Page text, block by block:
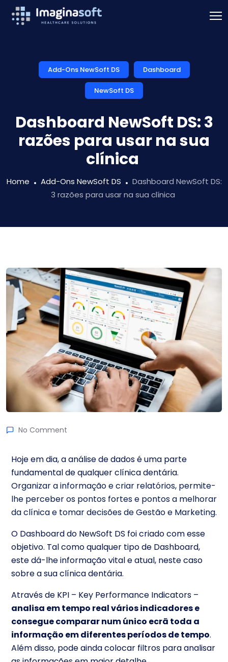
Add-Ons NewSoft DS Dashboard
NewSoft DS
Dashboard NewSoft DS: 3
razões para usar na sua
clínica
Home Add-Ons NewSoft DS
Dashboard NewSoft DS:
3 razões para usar na sua clínica
No Comment
Hoje em dia, a análise de dados é uma parte
fundamental de qualquer clínica dentária.
Organizar a informação e criar relatórios, permite-
lhe perceber os pontos fortes e pontos a melhorar
da clínica e tomar decisões de Gestão e Marketing.
O Dashboard do NewSoft DS foi criado com esse
objetivo. Tal como qualquer tipo de Dashboard,
este dá-lhe informação vital e atual, neste caso
sobre a sua clínica dentária.
Através de KPI – Key Performance Indicators –
analisa em tempo real vários indicadores e
consegue comparar num único ecrã toda a
informação em diferentes períodos de tempo.
Além disso, pode ainda colocar filtros para analisar